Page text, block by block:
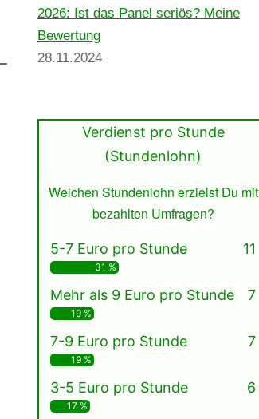
2026: Ist das Panel seriös? Meine
Bewertung
28.11.2024
Verdienst pro Stunde
(Stundenlohn)
Welchen Stundenlohn erzielst Du mit
bezahlten Umfragen?
5-7 Euro pro Stunde 11
31 %
Mehr als 9 Euro pro Stunde 7
19 %
7-9 Euro pro Stunde 7
19 %
3-5 Euro pro Stunde 6
17 %